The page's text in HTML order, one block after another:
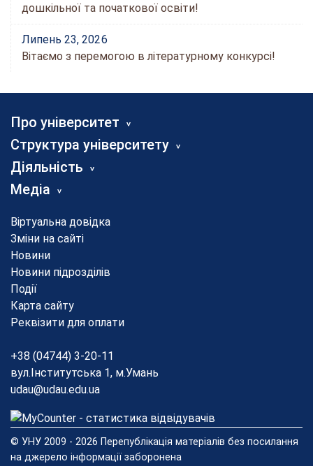
дошкільної та початкової освіти!
Липень 23, 2026
Вітаємо з перемогою в літературному конкурсі!
Про університет
Структура університету
Діяльність
Медіа
Віртуальна довідка
Зміни на сайті
Новини
Новини підрозділів
Події
Карта сайту
Реквізити для оплати
+38 (04744) 3-20-11
вул.Інститутська 1, м.Умань
udau@udau.edu.ua
© УНУ 2009 - 2026 Перепублікація матеріалів без посилання
на джерело інформації заборонена